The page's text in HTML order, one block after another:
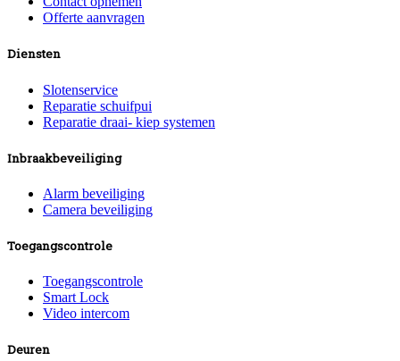
Offerte aanvragen
Diensten
Slotenservice
Reparatie schuifpui
Reparatie draai- kiep systemen
Inbraakbeveiliging
Alarm beveiliging
Camera beveiliging
Toegangscontrole
Toegangscontrole
Smart Lock
Video intercom
Deuren